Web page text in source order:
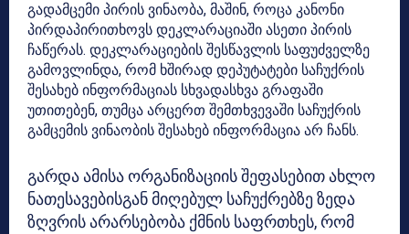
გადამცემი პირის ვინაობა, მაშინ, როცა კანონი
პირდაპირითხოვს დეკლარაციაში ასეთი პირის
ჩაწერას. დეკლარაციების შესწავლის საფუძველზე
გამოვლინდა, რომ ხშირად დეპუტატები საჩუქრის
შესახებ ინფორმაციას სხვადასხვა გრაფაში
უთითებენ, თუმცა არცერთ შემთხვევაში საჩუქრის
გამცემის ვინაობის შესახებ ინფორმაცია არ ჩანს.
გარდა ამისა ორგანიზაციის შეფასებით ახლო
ნათესავებისგან მიღებულ საჩუქრებზე ზედა
ზღვრის არარსებობა ქმნის საფრთხეს, რომ